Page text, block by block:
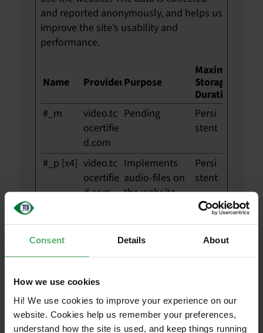
Consent Details About
How we use cookies
Hi! We use cookies to improve your experience on our
website. Cookies help us remember your preferences,
understand how the site is used, and keep things running
and reported anonymously, and helps us
improve the site’s usability and
performance.
Name Provider Purpose
Maximum
Storage
Duration
#_m
video.tc
ocertifie
d.com
Pending
Persi
stent
#_p [x4] video.tc
ocertifie
d.com
Implements
audio-files on
the website,
determines
how many and
Persi
stent
__hssc
HubSp
ot
Identifies if the
cookie data
1 day